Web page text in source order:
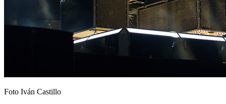
Foto Iván Castillo